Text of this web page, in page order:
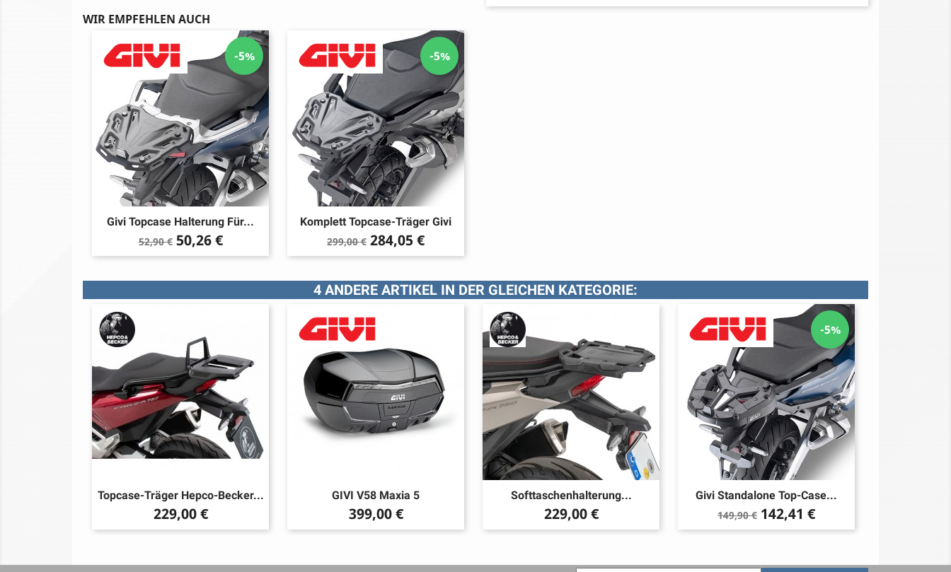
WIR EMPFEHLEN AUCH
Givi Topcase Halterung Für...
Verkaufspreis
52,90 € Preis
50,26 €
-5%
Komplett Topcase-Träger Givi
Verkaufspreis
299,00 € Preis
284,05 €
-5%
4 ANDERE ARTIKEL IN DER GLEICHEN KATEGORIE:
Topcase-Träger Hepco-Becker...
Preis
229,00 €
GIVI V58 Maxia 5
Preis
399,00 €
Softtaschenhalterung...
Preis
229,00 €
Givi Standalone Top-Case...
Verkaufspreis
149,90 € Preis
142,41 €
-5%